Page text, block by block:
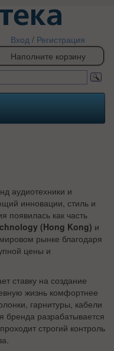
Вход / Регистрация
Наполните корзину
аудиотехники и
инновации, стиль и
появилась как часть
(Hong Kong) и
рынке благодаря
цены и
ставку на создание
жизнь комфортнее
гарнитуры, кабели
бренда разрабатывается
строгий контроль